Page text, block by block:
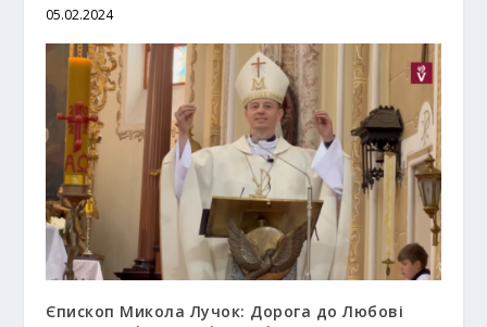
05.02.2024
Єпископ Микола Лучок: Дорога до Любові